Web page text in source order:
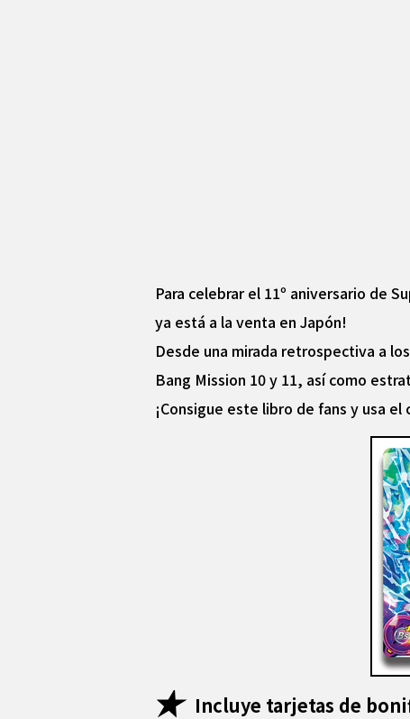
Para celebrar el 11º aniversario de
ya está a la venta en Japón!
Desde una mirada retrospectiva a
Bang Mission 10 y 11, así como
¡Consigue este libro de fans y usa
Incluye tarjetas de